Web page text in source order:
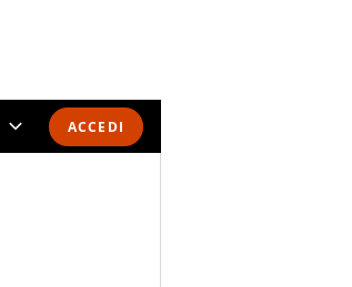
ACCEDI